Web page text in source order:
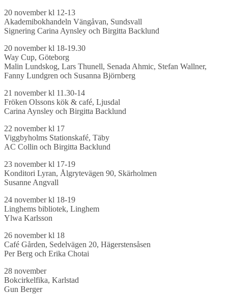
20 november kl 12-13
Akademibokhandeln Vängåvan, Sundsvall
Signering Carina Aynsley och Birgitta Backlund
20 november kl 18-19.30
Way Cup, Göteborg
Malin Lundskog, Lars Thunell, Senada Ahmic, Stefan Wallner,
Fanny Lundgren och Susanna Björnberg
21 november kl 11.30-14
Fröken Olssons kök & café, Ljusdal
Carina Aynsley och Birgitta Backlund
22 november kl 17
Viggbyholms Stationskafé, Täby
AC Collin och Birgitta Backlund
23 november kl 17-19
Konditori Lyran, Ålgrytevägen 90, Skärholmen
Susanne Angvall
24 november kl 18-19
Linghems bibliotek, Linghem
Ylwa Karlsson
26 november kl 18
Café Gården, Sedelvägen 20, Hägerstensåsen
Per Berg och Erika Chotai
28 november
Bokcirkelfika, Karlstad
Gun Berger